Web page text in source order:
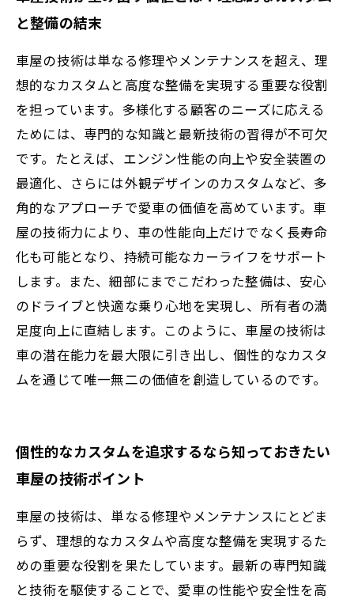
と整備の結末
車屋の技術は単なる修理やメンテナンスを超え、理
想的なカスタムと高度な整備を実現する重要な役割
を担っています。多様化する顧客のニーズに応える
ためには、専門的な知識と最新技術の習得が不可欠
です。たとえば、エンジン性能の向上や安全装置の
最適化、さらには外観デザインのカスタムなど、多
角的なアプローチで愛車の価値を高めています。車
屋の技術力により、車の性能向上だけでなく長寿命
化も可能となり、持続可能なカーライフをサポート
します。また、細部にまでこだわった整備は、安心
のドライブと快適な乗り心地を実現し、所有者の満
足度向上に直結します。このように、車屋の技術は
車の潜在能力を最大限に引き出し、個性的なカスタ
ムを通じて唯一無二の価値を創造しているのです。
個性的なカスタムを追求するなら知っておきたい
車屋の技術ポイント
車屋の技術は、単なる修理やメンテナンスにとどま
らず、理想的なカスタムや高度な整備を実現するた
めの重要な役割を果たしています。最新の専門知識
と技術を駆使することで、愛車の性能や安全性を高